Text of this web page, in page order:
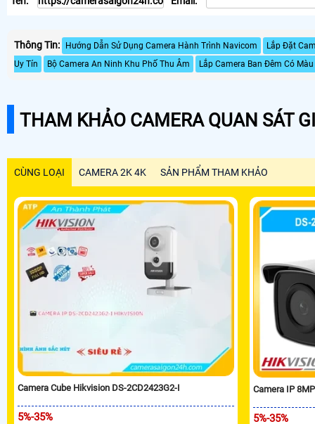
Thông Tin: Hướng Dẫn Sử Dụng Camera Hành Trình Navicom Lắp Đặt
Uy Tín
Bộ Camera An Ninh Khu Phố Thu Âm Lắp Camera Ban Đêm Có
THAM KHẢO CAMERA QUAN SÁT
CÙNG LOẠI CAMERA 2K 4K SẢN PHẨM THAM KHẢO
Camera Cube Hikvision DS-2CD2423G2-I
5%-35%
Camera IP
5%-35%